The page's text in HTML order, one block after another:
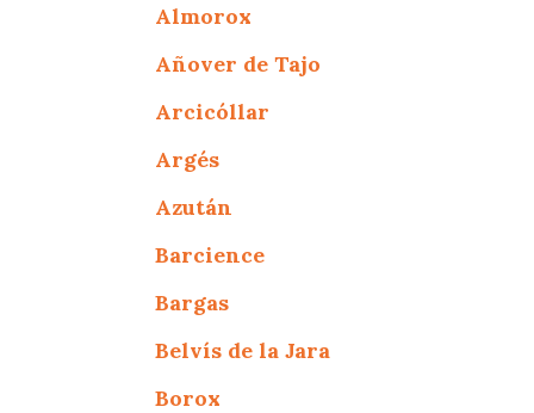
Almorox
Añover de Tajo
Arcicóllar
Argés
Azután
Barcience
Bargas
Belvís de la Jara
Borox